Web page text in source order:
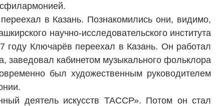
в Казань. Познакомились они, видимо,
научно-исследовательского института
году Ключарёв переехал в Казань. Он работал
заведовал кабинетом музыкального фольклора
был художественным руководителем
деятель искусств ТАССР». Потом он стал